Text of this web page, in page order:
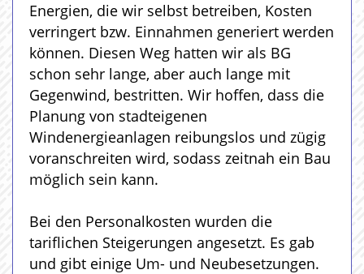
Energien, die wir selbst betreiben, Kosten
verringert bzw. Einnahmen generiert werden
können. Diesen Weg hatten wir als BG
schon sehr lange, aber auch lange mit
Gegenwind, bestritten. Wir hoffen, dass die
Planung von stadteigenen
Windenergieanlagen reibungslos und zügig
voranschreiten wird, sodass zeitnah ein Bau
möglich sein kann.
Bei den Personalkosten wurden die
tariflichen Steigerungen angesetzt. Es gab
und gibt einige Um- und Neubesetzungen.